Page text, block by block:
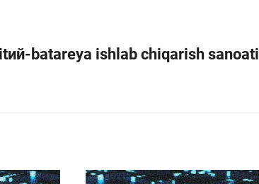
batareya ishlab chiqarish sanoati